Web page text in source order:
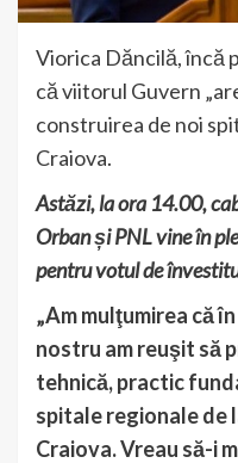
Viorica Dăncilă, încă
că viitorul Guvern
construirea de noi
Craiova.
Astăzi, la ora 14.00,
Orban și PNL vine în
pentru votul de
„Am mulţumirea că
nostru am reuşit să
tehnică, practic
spitale regionale de
Craiova. Vreau să-i